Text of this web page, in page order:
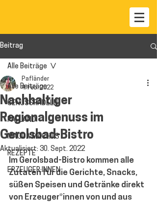
Beitrag
Alle Beiträge
GENUSSRADELN
PAFLAND
MAGDA MACHTS
REZEPTE
ERZEUGER:INNEN
Alle Beiträge
Nachhaltiger
Regionalgenuss im
Gerolsbad-Bistro
Pafländer
4. Feb. 2022
Aktualisiert: 30. Sept. 2022
Im Gerolsbad-Bistro kommen alle
Zutaten für die Gerichte, Snacks,
süßen Speisen und Getränke direkt
von Erzeuger*innen von und aus